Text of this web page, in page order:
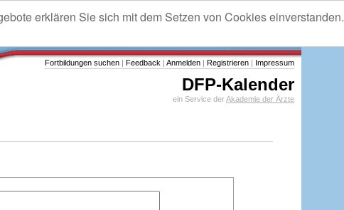
erklären Sie sich mit dem Setzen von Cookies einverstanden.
Fortbildungen suchen | Feedback | Anmelden | Registrieren | Impressum
DFP-Kalender
ein Service derAkademie der Ärzte